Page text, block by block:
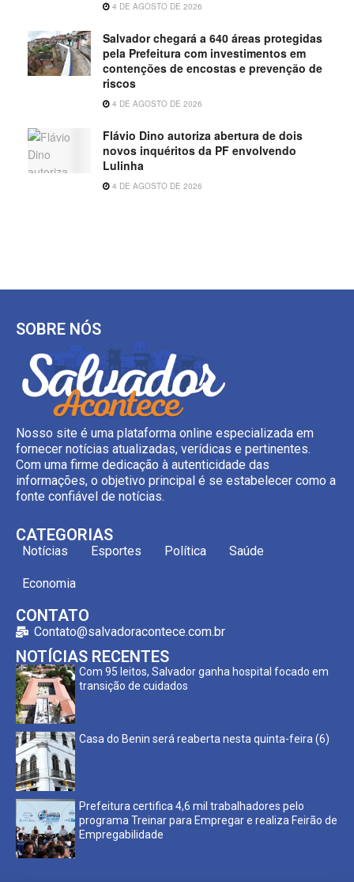
4 DE AGOSTO DE 2026
Salvador chegará a 640 áreas protegidas
pela Prefeitura com investimentos em
contenções de encostas e prevenção de
riscos
4 DE AGOSTO DE 2026
Flávio Dino autoriza abertura de dois
novos inquéritos da PF envolvendo
Lulinha
4 DE AGOSTO DE 2026
SOBRE NÓS
Nosso site é uma plataforma online especializada em
fornecer notícias atualizadas, verídicas e pertinentes.
Com uma firme dedicação à autenticidade das
informações, o objetivo principal é se estabelecer como a
fonte confiável de notícias.
CATEGORIAS
Notícias Esportes Política Saúde
Economia
CONTATO
Contato@salvadoracontece.com.br
NOTÍCIAS RECENTES
Com 95 leitos, Salvador ganha hospital focado em
transição de cuidados
Casa do Benin será reaberta nesta quinta-feira (6)
Prefeitura certifica 4,6 mil trabalhadores pelo
programa Treinar para Empregar e realiza Feirão de
Empregabilidade